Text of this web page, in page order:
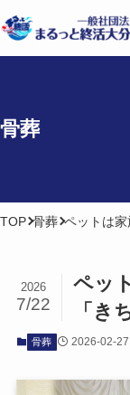
骨葬
TOP 骨葬 ペットは家
ペッ
「き
2026
7/22
骨葬 2026-02-27